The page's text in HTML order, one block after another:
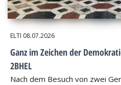
ELTI 08.07.2026
Ganz im Zeichen der
2BHEL
Nach dem Besuch von zwei